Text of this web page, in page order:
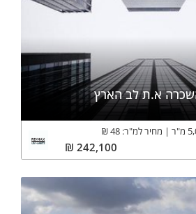
א.ת לב הארץ
מ"ר מחיר למ"ר: 48
₪
242,100
₪